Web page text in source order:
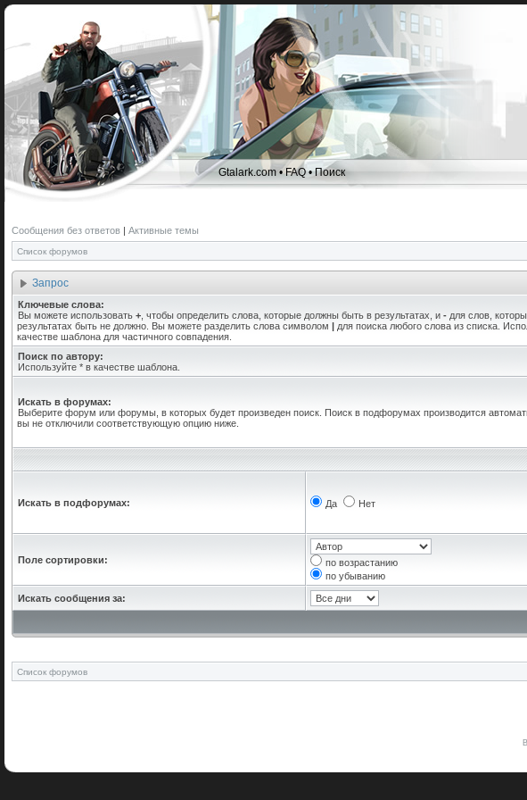
Gtalark.com •FAQ•Поиск
Сообщения без ответов | Активные темы
Список форумов
Запрос
Ключевые слова:
Вы можете использовать + , чтобы определить слова, которые должны быть в результатах, и - для слов,
результатах быть не должно. Вы можете разделить слова символом | для поиска любого слова из списка.
качестве шаблона для частичного совпадения.
Поиск по автору:
Используйте * в качестве шаблона.
Искать в форумах:
Выберите форум или форумы, в которых будет произведен поиск. Поиск в подфорумах производится
вы не отключили соответствующую опцию ниже.
Искать в подфорумах: Да Нет
Поле сортировки:
по возрастанию
по убыванию
Искать сообщения за:
Список форумов